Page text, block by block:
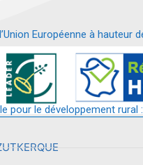
Européenne à hauteur
en services et
pour le développement rural